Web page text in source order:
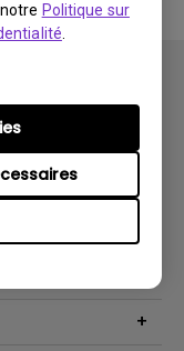
Politique sur